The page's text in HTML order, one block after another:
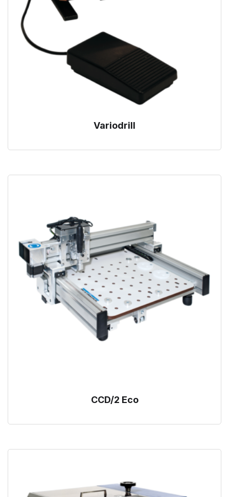
Variodrill
CCD/2 Eco